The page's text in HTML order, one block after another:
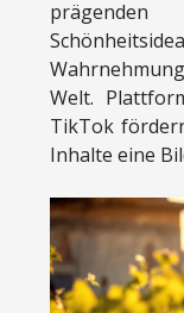
Welt.
TikTok
Inhalte eine